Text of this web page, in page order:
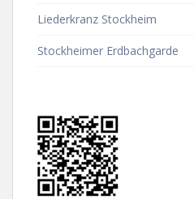
Liederkranz Stockheim
Stockheimer Erdbachgarde